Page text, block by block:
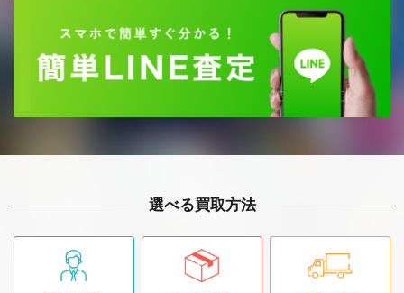
選べる買取方法